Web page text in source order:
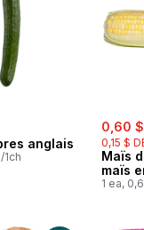
anglais
1ch
sale:
0,60 $
0,15 $
Maïs
maïs
1 ea,